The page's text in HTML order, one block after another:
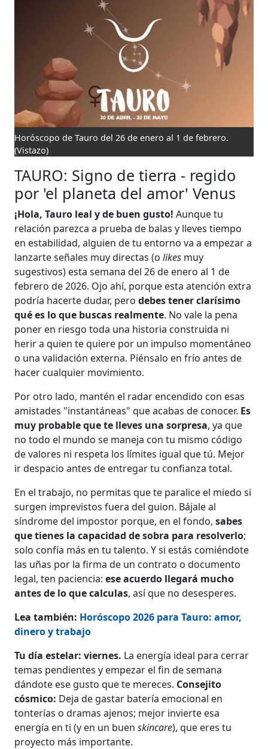
Horóscopo de Tauro del 26 de enero al 1 de febrero.
(Vistazo)
TAURO: Signo de tierra - regido
por 'el planeta del amor' Venus
¡Hola, Tauro leal y de buen gusto! Aunque tu
relación parezca a prueba de balas y lleves tiempo
en estabilidad, alguien de tu entorno va a empezar a
lanzarte señales muy directas (olikes muy
sugestivos) esta semana del 26 de enero al 1 de
febrero de 2026. Ojo ahí, porque esta atención extra
podría hacerte dudar, perodebes tener clarísimo
qué es lo que buscas realmente. No vale la pena
poner en riesgo toda una historia construida ni
herir a quien te quiere por un impulso momentáneo
o una validación externa. Piénsalo en frío antes de
hacer cualquier movimiento.
Por otro lado, mantén el radar encendido con esas
amistades "instantáneas" que acabas de conocer. Es
muy probable que te lleves una sorpresa, ya que
no todo el mundo se maneja con tu mismo código
de valores ni respeta los límites igual que tú. Mejor
ir despacio antes de entregar tu confianza total.
En el trabajo, no permitas que te paralice el miedo si
surgen imprevistos fuera del guion. Bájale al
síndrome del impostor porque, en el fondo,sabes
que tienes la capacidad de sobra para resolverlo;
solo confía más en tu talento. Y si estás comiéndote
las uñas por la firma de un contrato o documento
legal, ten paciencia:ese acuerdo llegará mucho
antes de lo que calculas, así que no desesperes.
Lea también: Horóscopo 2026 para Tauro: amor,
dinero y trabajo
Tu día estelar: viernes. La energía ideal para cerrar
temas pendientes y empezar el fin de semana
dándote ese gusto que te mereces. Consejito
cósmico: Deja de gastar batería emocional en
tonterías o dramas ajenos; mejor invierte esa
energía en ti (y en un buenskincare), que eres tu
proyecto más importante.